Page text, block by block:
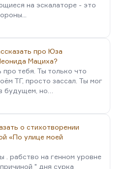
на эскалаторе - это
про Юза
Мациха?
про тебя. Ты только что
ТГ, просто зассал. Ты мог
будущем, но…
о стихотворении
«По улице моей
рабство на генном уровне
" дня сурка